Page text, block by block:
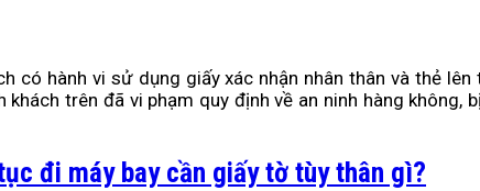
có hành vi sử dụng giấy xác nhận nhân thân và thẻ
khách trên đã vi phạm quy định về an ninh hàng
đi máy bay cần giấy tờ tùy thân gì?